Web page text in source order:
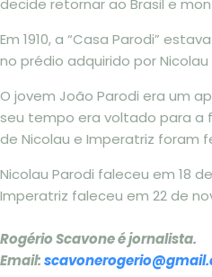
Em 1910, a “Casa Parodi”
no prédio adquirido por Nicolau
O jovem João Parodi era um
seu tempo era voltado para a
de Nicolau e Imperatriz foram
Nicolau Parodi faleceu em 18
Imperatriz faleceu em 22 de
Rogério Scavone é jornalista.
Email: